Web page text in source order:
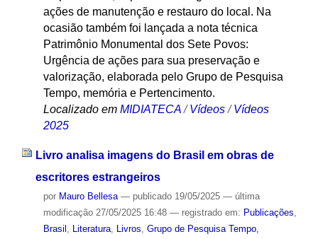
ações de manutenção e restauro do local. Na
ocasião também foi lançada a nota técnica
Patrimônio Monumental dos Sete Povos:
Urgência de ações para sua preservação e
valorização, elaborada pelo Grupo de Pesquisa
Tempo, memória e Pertencimento.
Localizado em MIDIATECA /Vídeos /Vídeos
2025
Livro analisa imagens do Brasil em obras de
escritores estrangeiros
por Mauro Bellesa — publicado19/05/2025 — última
modificação27/05/2025 16:48 — registrado em: Publicações,
Brasil , Literatura, Livros, Grupo de Pesquisa Tempo,